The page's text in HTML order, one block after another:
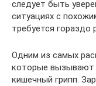
следует быть
ситуациях с
требуется гораздо
Одним из самых
которые вызывают
кишечный грипп.